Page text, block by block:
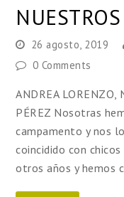
26 agosto, 2019
0 Comments
ANDREA LORENZO,
PÉREZ Nosotras
campamento y nos
coincidido con
otros años y hemos